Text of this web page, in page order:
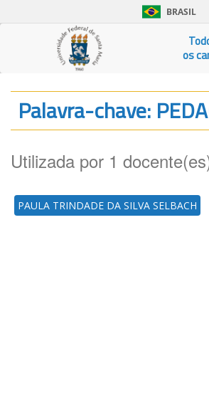
BRASIL
os
Palavra-chave:
Utilizada por 1
PAULA TRINDADE DA SILVA SELBACH